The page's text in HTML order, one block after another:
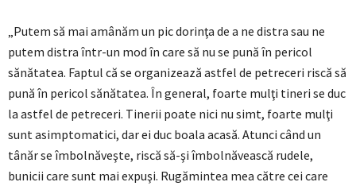
„Putem să mai amânăm un pic dorinţa de a ne distra sau ne
putem distra într-un mod în care să nu se pună în pericol
sănătatea. Faptul că se organizează astfel de petreceri riscă să
pună în pericol sănătatea. În general, foarte mulţi tineri se duc
la astfel de petreceri. Tinerii poate nici nu simt, foarte mulţi
sunt asimptomatici, dar ei duc boala acasă. Atunci când un
tânăr se îmbolnăveşte, riscă să-şi îmbolnăvească rudele,
bunicii care sunt mai expuşi. Rugămintea mea către cei care